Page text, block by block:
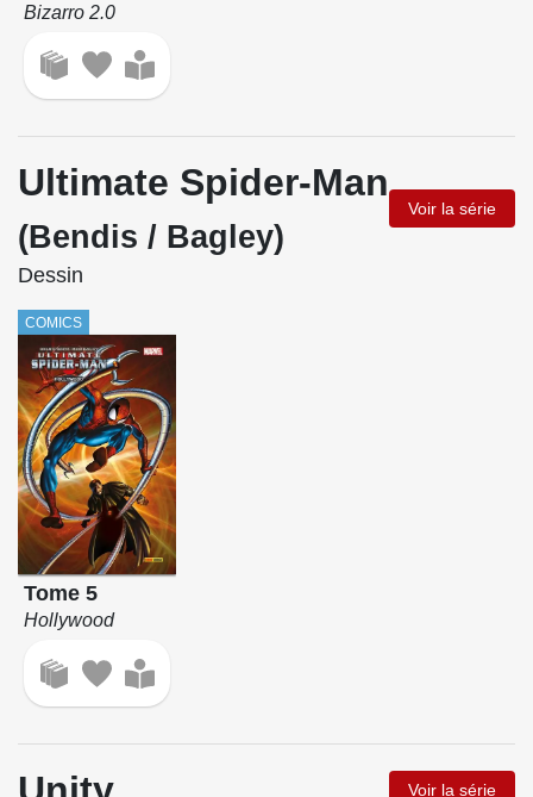
Bizarro 2.0
Ultimate Spider-Man
(Bendis / Bagley)
Voir la série
Dessin
COMICS
Tome 5
Hollywood
Voir la série